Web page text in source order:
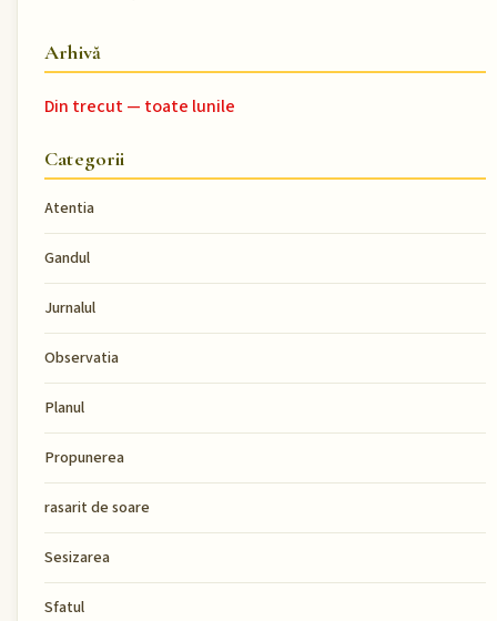
Arhivă
Din trecut — toate lunile
Categorii
Atentia
Gandul
Jurnalul
Observatia
Planul
Propunerea
rasarit de soare
Sesizarea
Sfatul